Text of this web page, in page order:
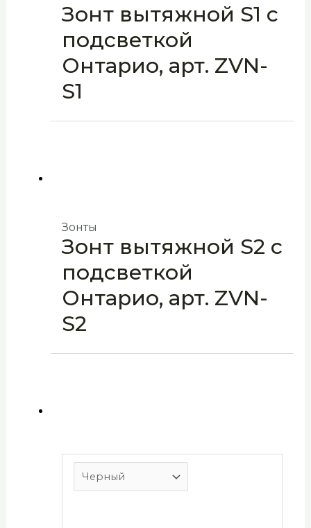
Зонт вытяжной S1 с
подсветкой
Онтарио, арт. ZVN-
S1
Зонты
Зонт вытяжной S2 с
подсветкой
Онтарио, арт. ZVN-
S2